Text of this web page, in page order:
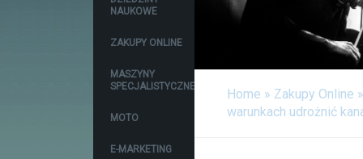
NAUKOWE
ZAKUPY ONLINE
MASZYNY
SPECJALISTYCZNE
MOTO
E-MARKETING
Home » Zakupy Online
warunkach udrożnić